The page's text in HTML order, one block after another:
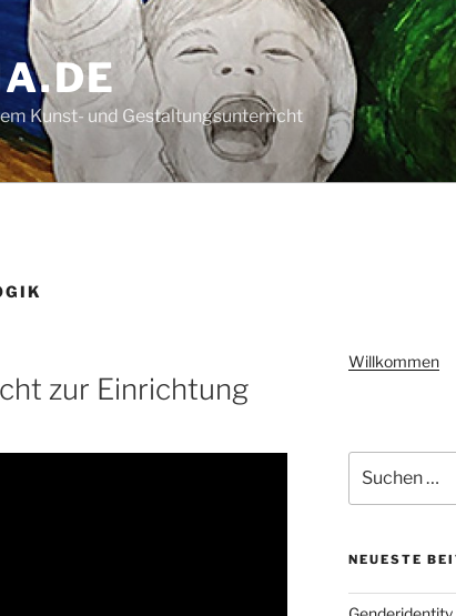
Kunst- und Gestaltungsunterricht
zur Einrichtung
Willkommen
nach:
NEUESTE